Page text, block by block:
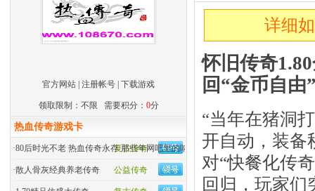
官方网站 注册帐号 下载游戏
领取限制：不限 需要积分： 0分
热血传奇游戏卡
复古传奇
·80后时光不老 热血传奇永存 那些年网吧里的呐喊
公益传奇
·散人骨灰经典养老传奇
详细
怀旧传奇
回“金币自由
“当年在猪洞
开自动，装
对“快餐化传
回归，玩家